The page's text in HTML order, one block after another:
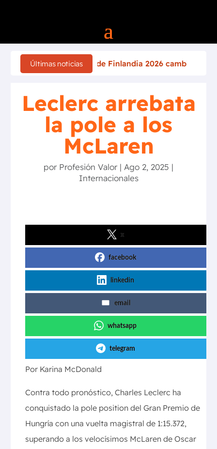
Últimas noticias
de Finlandia 2026 cambia por completo tras el
Leclerc arrebata
la pole a los
McLaren
por Profesión Valor | Ago 2, 2025 |
Internacionales
x
facebook
linkedin
email
whatsapp
telegram
Por Karina McDonald
Contra todo pronóstico, Charles Leclerc ha
conquistado la pole position del Gran Premio de
Hungría con una vuelta magistral de 1:15.372,
superando a los velocísimos McLaren de Oscar